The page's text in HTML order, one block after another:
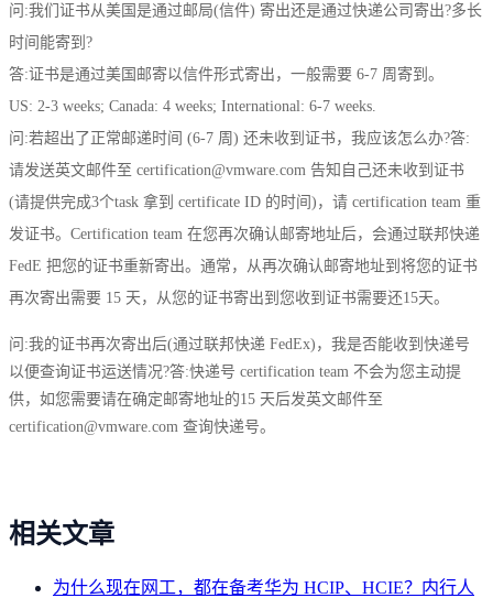
问:我们证书从美国是通过邮局(信件) 寄出还是通过快递公司寄出?多长
时间能寄到?
答:证书是通过美国邮寄以信件形式寄出，一般需要 6-7 周寄到。
US: 2-3 weeks; Canada: 4 weeks; International: 6-7 weeks.
问:若超出了正常邮递时间 (6-7 周) 还未收到证书，我应该怎么办?答:
请发送英文邮件至 certification@vmware.com 告知自己还未收到证书
(请提供完成3个task 拿到 certificate ID 的时间)，请 certification team 重
发证书。Certification team 在您再次确认邮寄地址后，会通过联邦快递
FedE 把您的证书重新寄出。通常，从再次确认邮寄地址到将您的证书
再次寄出需要 15 天，从您的证书寄出到您收到证书需要还15天。
问:我的证书再次寄出后(通过联邦快递 FedEx)，我是否能收到快递号
以便查询证书运送情况?答:快递号 certification team 不会为您主动提
供，如您需要请在确定邮寄地址的15 天后发英文邮件至
certification@vmware.com 查询快递号。
相关文章
为什么现在网工，都在备考华为 HCIP、HCIE？内行人